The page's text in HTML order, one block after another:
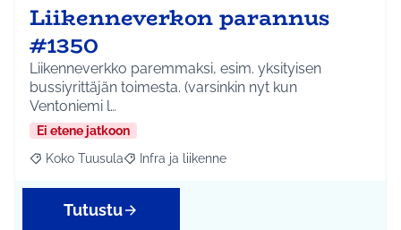
Liikenneverkon parannus
#1350
Liikenneverkko paremmaksi, esim. yksityisen
bussiyrittäjän toimesta. (varsinkin nyt kun
Ventoniemi l…
Ei etene jatkoon
Rajaa tulokset aihepiirin mukaan: Koko Tuusula
Koko Tuusula Rajaa tulokset teeman mukaan: Infra ja liikenne
Infra ja liikenne
Tutustu